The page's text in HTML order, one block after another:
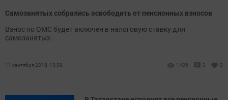
Самозанятых собрались освободить от пенсионных взносов
Взнос по ОМС будет включен в налоговую ставку для
самозанятых.
11 сентября 2018, 13:39 1406 0 0